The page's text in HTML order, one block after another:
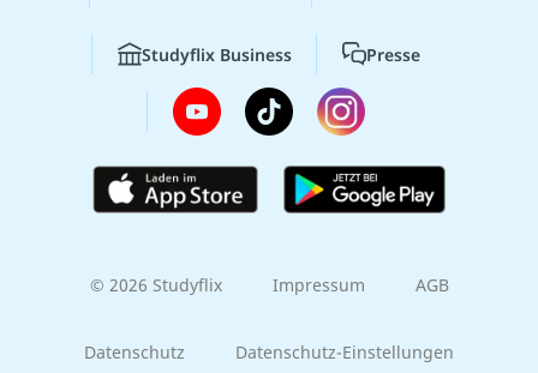
Studyflix Business Presse
© 2026 Studyflix Impressum AGB
Datenschutz Datenschutz-Einstellungen